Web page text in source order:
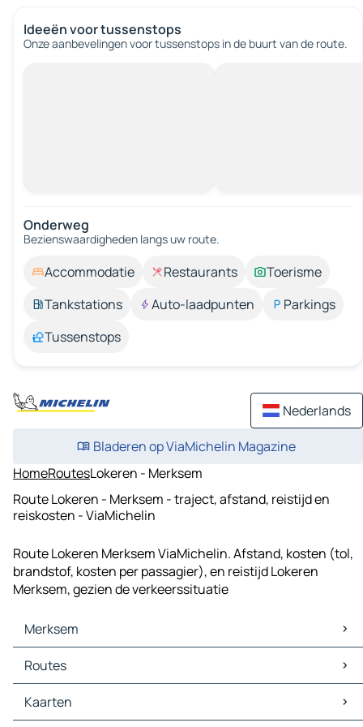
Ideeën voor tussenstops
Onze aanbevelingen voor tussenstops in de buurt van de route.
Onderweg
Bezienswaardigheden langs uw route.
Accommodatie Restaurants
Toerisme
Tankstations
Auto-laadpunten
Parkings
Tussenstops
Nederlands
Bladeren op ViaMichelin Magazine
HomeRoutesLokeren - Merksem
Route Lokeren - Merksem - traject, afstand, reistijd en
reiskosten - ViaMichelin
Route Lokeren Merksem ViaMichelin. Afstand, kosten (tol,
brandstof, kosten per passagier), en reistijd Lokeren
Merksem, gezien de verkeerssituatie
Merksem
Merksem Kaarten
Merksem Verkeer
Merksem Hotels
Merksem Restaurants
Routes
Routes Merksem - Antwerpen
Routes Merksem - Deurne
Kaarten